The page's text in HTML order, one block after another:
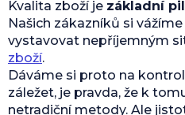
Kvalita zboží je základní
Našich zákazníků si
vystavovat nepříjemným
zboží.
Dáváme si proto na
záležet, je pravda, že k
netradiční metody. Ale